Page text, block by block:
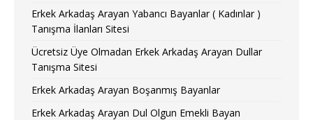
Erkek Arkadaş Arayan Yabancı Bayanlar ( Kadınlar )
Tanışma İlanları Sitesi
Ücretsiz Üye Olmadan Erkek Arkadaş Arayan Dullar
Tanışma Sitesi
Erkek Arkadaş Arayan Boşanmış Bayanlar
Erkek Arkadaş Arayan Dul Olgun Emekli Bayan